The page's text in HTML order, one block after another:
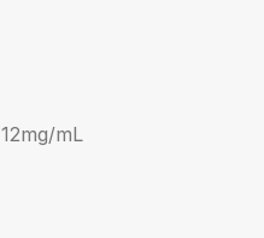
12mg/mL